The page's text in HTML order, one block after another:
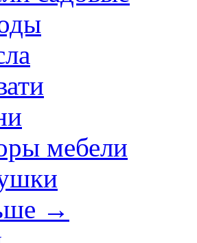
мебели
→